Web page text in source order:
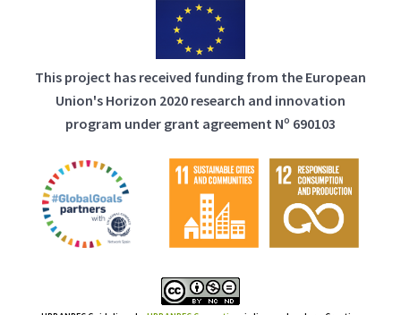
This project has received funding from the European
Union's Horizon 2020 research and innovation
program under grant agreement Nº 690103